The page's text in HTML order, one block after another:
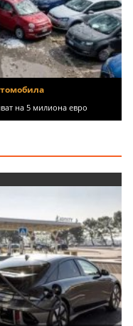
на 5 милиона евро